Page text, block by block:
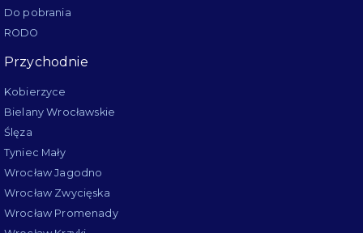
Do pobrania
RODO
Przychodnie
Kobierzyce
Bielany Wrocławskie
Ślęza
Tyniec Mały
Wrocław Jagodno
Wrocław Zwycięska
Wrocław Promenady